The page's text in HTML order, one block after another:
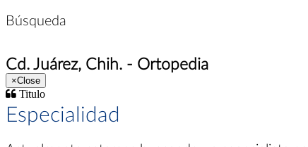
Búsqueda
Cd. Juárez, Chih. - Ortopedia
×Close
Titulo
Especialidad